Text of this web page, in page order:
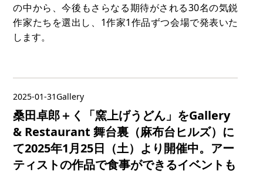
の中から、今後もさらなる期待がされる30名の気鋭
作家たちを選出し、1作家1作品ずつ会場で発表いた
します。
2025-01-31Gallery
桑田卓郎＋く「窯上げうどん」をGallery
& Restaurant 舞台裏（麻布台ヒルズ）に
て2025年1月25日（土）より開催中。アー
ティストの作品で食事ができるイベントも